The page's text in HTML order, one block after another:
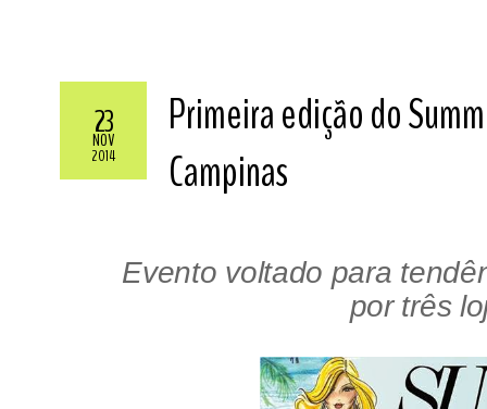
23
NOV
2014
Primeira edição do
Campinas
Evento voltado para
por três